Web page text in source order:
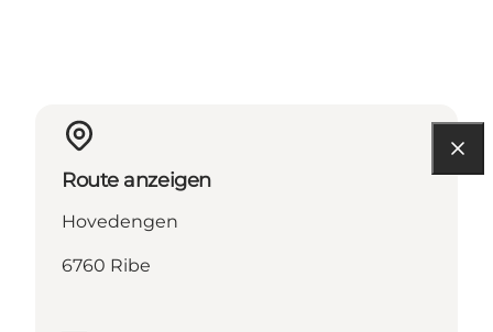
Route anzeigen
Hovedengen
6760 Ribe